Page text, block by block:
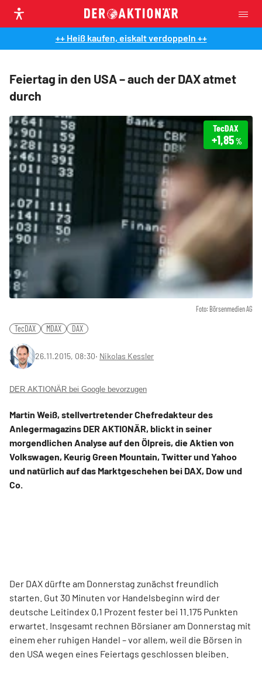
++ Heiß kaufen, eiskalt verdoppeln ++
Feiertag in den USA – auch der DAX atmet
durch
Foto: Börsenmedien AG
TecDAX
+1,85%
TecDAX MDAX DAX
26.11.2015, 08:30‧ Nikolas Kessler
DER AKTIONÄR bei Google bevorzugen
Martin Weiß, stellvertretender Chefredakteur des
Anlegermagazins DER AKTIONÄR, blickt in seiner
morgendlichen Analyse auf den Ölpreis, die Aktien von
Volkswagen, Keurig Green Mountain, Twitter und Yahoo
und natürlich auf das Marktgeschehen bei DAX, Dow und
Co.
Der DAX dürfte am Donnerstag zunächst freundlich
starten. Gut 30 Minuten vor Handelsbeginn wird der
deutsche Leitindex 0,1 Prozent fester bei 11.175 Punkten
erwartet. Insgesamt rechnen Börsianer am Donnerstag mit
einem eher ruhigen Handel – vor allem, weil die Börsen in
den USA wegen eines Feiertags geschlossen bleiben.